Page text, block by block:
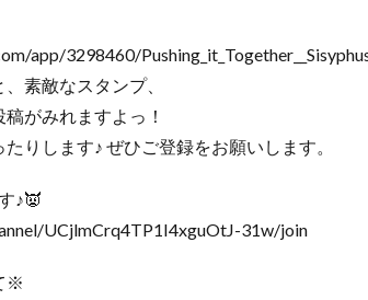
app/3298460/
素敵なスタンプ、
がみれますよっ！
りします♪ ぜひご登録をお願いします。
♪👿
UCjlmCrq4TP1I4xguOtJ-31w/join
※